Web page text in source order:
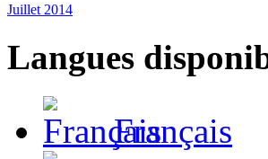
Juillet 2014
Langues
Français